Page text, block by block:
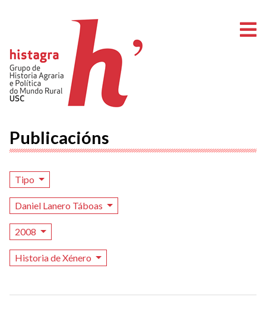
Publicacións
Tipo
Daniel Lanero Táboas
2008
Historia de Xénero